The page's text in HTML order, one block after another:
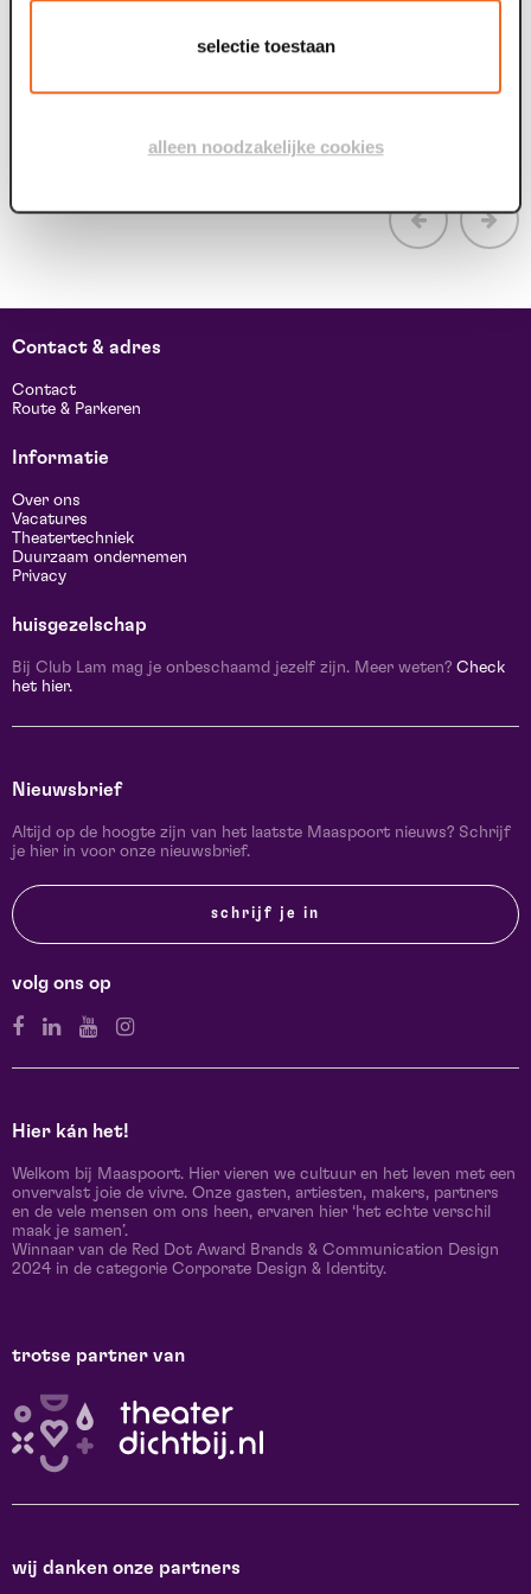
selectie toestaan
alleen noodzakelijke cookies
Contact & adres
Contact
Route & Parkeren
Informatie
Over ons
Vacatures
Theatertechniek
Duurzaam ondernemen
Privacy
huisgezelschap
Bij Club Lam mag je onbeschaamd jezelf zijn. Meer weten? Check
het hier.
Nieuwsbrief
Altijd op de hoogte zijn van het laatste Maaspoort nieuws? Schrijf
je hier in voor onze nieuwsbrief.
schrijf je in
volg ons op
Hier kán het!
Welkom bij Maaspoort. Hier vieren we cultuur en het leven met een
onvervalst joie de vivre. Onze gasten, artiesten, makers, partners
en de vele mensen om ons heen, ervaren hier ‘het echte verschil
maak je samen’.
Winnaar van de Red Dot Award Brands & Communication Design
2024 in de categorie Corporate Design & Identity.
trotse partner van
wij danken onze partners